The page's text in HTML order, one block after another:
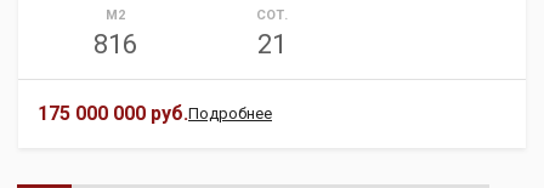
М2
816
СОТ.
21
175 000 000 руб.Подробнее